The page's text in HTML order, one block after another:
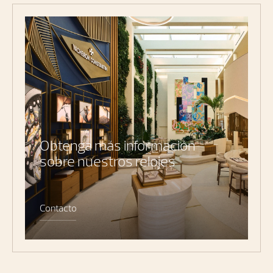
Obtenga más información
sobre nuestros relojes
Contacto